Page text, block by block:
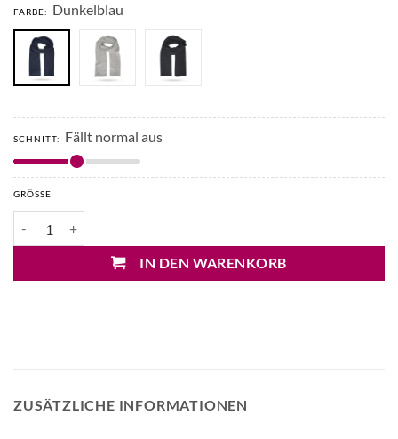
FARBE: Dunkelblau
SCHNITT: Fällt normal aus
GRÖSSE
IN DEN WARENKORB
ZUSÄTZLICHE INFORMATIONEN